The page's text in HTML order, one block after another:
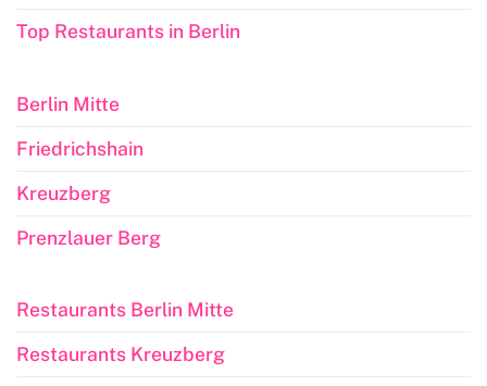
Top Restaurants in Berlin
Berlin Mitte
Friedrichshain
Kreuzberg
Prenzlauer Berg
Restaurants Berlin Mitte
Restaurants Kreuzberg